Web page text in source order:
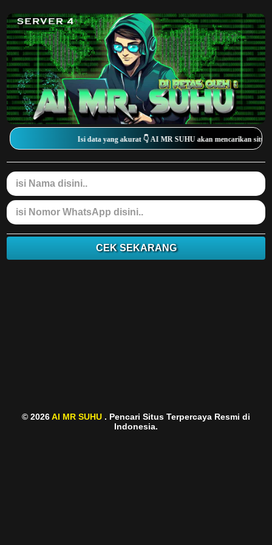
Isi data yang akurat 👇 AI MR SUHU akan mencarikan
CEK SEKARANG
© 2026AI MR SUHU . Pencari Situs Terpercaya Resmi di
Indonesia.